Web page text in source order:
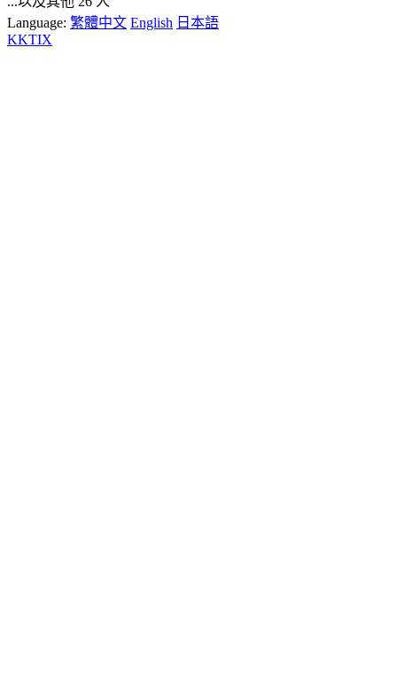
Language: 繁體中文 English 日本語
KKTIX